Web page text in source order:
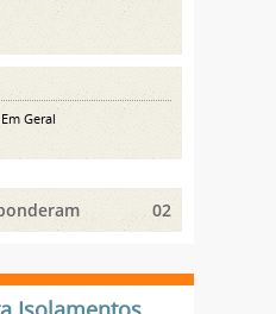
Geral
02